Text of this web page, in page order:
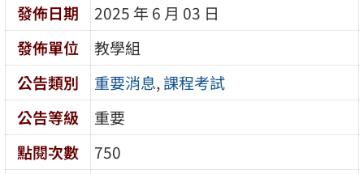
發佈日期
2025 年 6 月 03 日
發佈單位
教學組
公告類別
重要消息,課程考試
公告等級
重要
點閱次數
750